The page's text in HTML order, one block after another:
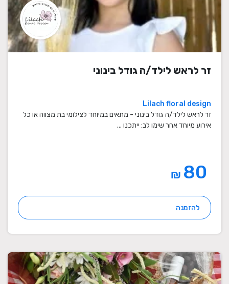
זר לראש לילד/ה גודל בינוני
Lilach floral design
זר לראש לילד/ה גודל בינוני - מתאים במיוחד לצילומי בת מצווה או כל
אירוע מיוחד אחר שימו לב: ייתכנו ...
₪
להזמנה